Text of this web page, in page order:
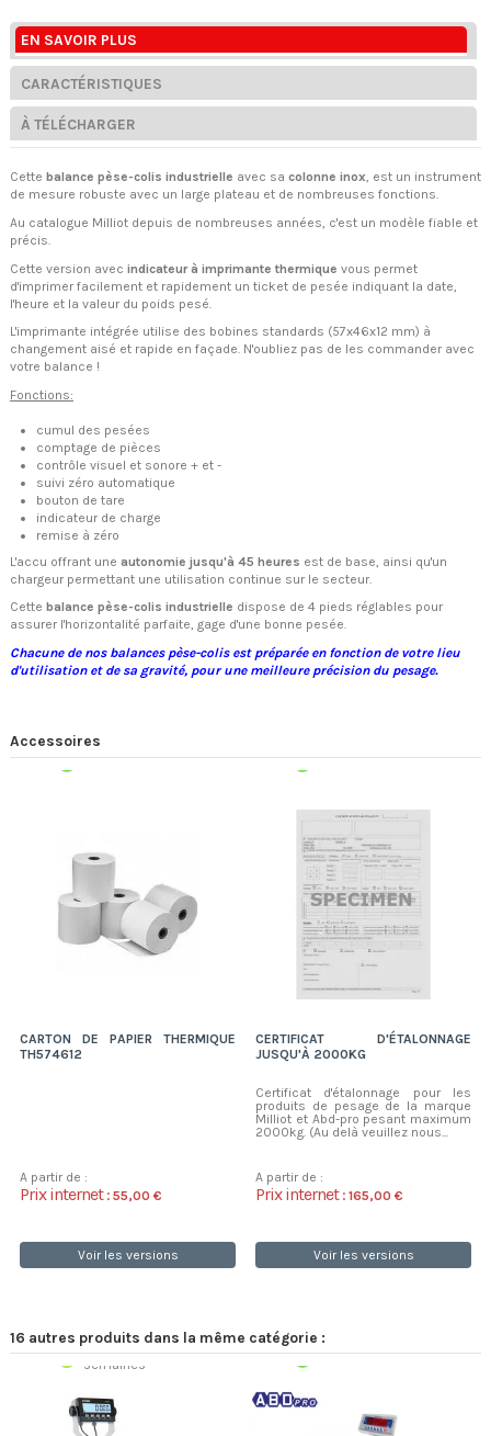
EN SAVOIR PLUS
CARACTÉRISTIQUES
À TÉLÉCHARGER
Cette balance pèse-colis industrielle avec sa colonne inox, est un instrument
de mesure robuste avec un large plateau et de nombreuses fonctions.
Au catalogue Milliot depuis de nombreuses années, c'est un modèle fiable et
précis.
Cette version avec indicateur à imprimante thermique vous permet
d'imprimer facilement et rapidement un ticket de pesée indiquant la date,
l'heure et la valeur du poids pesé.
L'imprimante intégrée utilise des bobines standards (57x46x12 mm) à
changement aisé et rapide en façade. N'oubliez pas de les commander avec
votre balance !
Fonctions:
cumul des pesées
comptage de pièces
contrôle visuel et sonore + et -
suivi zéro automatique
bouton de tare
indicateur de charge
remise à zéro
L'accu offrant une autonomie jusqu'à 45 heures est de base, ainsi qu'un
chargeur permettant une utilisation continue sur le secteur.
Cette balance pèse-colis industrielle dispose de 4 pieds réglables pour
assurer l'horizontalité parfaite, gage d'une bonne pesée.
Chacune de nos balances pèse-colis est préparée en fonction de votre lieu
d'utilisation et de sa gravité, pour une meilleure précision du pesage.
Accessoires
CARTON DE PAPIER THERMIQUE
TH574612
Expédition 48/72h
A partir de :
Prix internet : 55,00 €
Voir les versions
CERTIFICAT D'ÉTALONNAGE
JUSQU'À 2000KG
Certificat d'étalonnage pour les
produits de pesage de la marque
Milliot et Abd-pro pesant maximum
2000kg. (Au delà veuillez nous...
Expédition 48/72h
A partir de :
Prix internet : 165,00 €
Voir les versions
16 autres produits dans la même catégorie :
Disponible sous 3
semaines
Expédition 48/72h